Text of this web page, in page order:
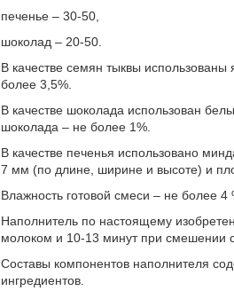
печенье – 30-50,
шоколад – 20-50.
В качестве семян тыквы
более 3,5%.
В качестве шоколада использован
шоколада – не более 1%.
В качестве печенья использовано
7 мм (по длине, ширине и высоте) и
Влажность готовой смеси – не более 4
Наполнитель по настоящему
молоком и 10-13 минут при смешении
Составы компонентов наполнителя
ингредиентов.